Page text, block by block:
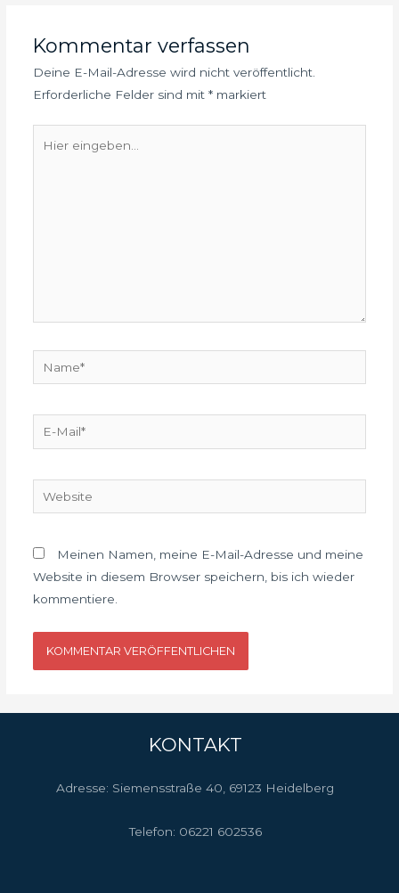
Kommentar verfassen
Deine E-Mail-Adresse wird nicht veröffentlicht.
Erforderliche Felder sind mit *markiert
eingeben…
E-
Mail*
Website
Meinen Namen, meine E-Mail-Adresse und meine
Website in diesem Browser speichern, bis ich wieder
kommentiere.
KONTAKT
Adresse: Siemensstraße 40, 69123 Heidelberg
Telefon: 06221 602536